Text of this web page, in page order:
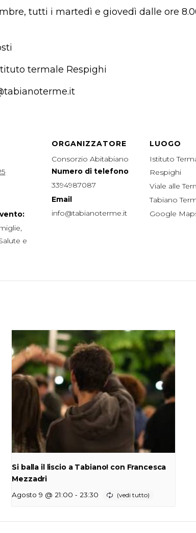
tutti i martedì e giovedì dalle ore
termale Respighi
,
e
ORGANIZZATORE
Consorzio Abitabiano
Numero di telefono
3394987087
Email
info@tabianoterme.it
LUOGO
Istituto
Respighi
Viale alle
Tabiano
Google
Si balla il liscio a Tabiano! con Francesca
Mezzadri
Agosto 9 @ 21:00 - 23:30